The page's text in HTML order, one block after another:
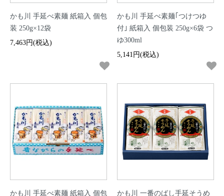
かも川 手延べ素麺 紙箱入 個包
装 250g×12袋
7,463円(税込)
かも川 手延べ素麺｢つけつゆ
付｣ 紙箱入 個包装 250g×6袋 つ
ゆ300ml
5,141円(税込)
かも川 手延べ素麺 紙箱入 個包
かも川 一番のばし手延そうめ